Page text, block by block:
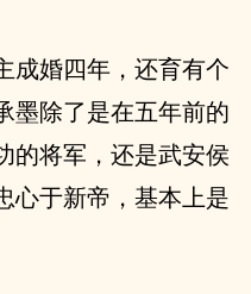
是还‬武安侯
心于新帝，基本上是